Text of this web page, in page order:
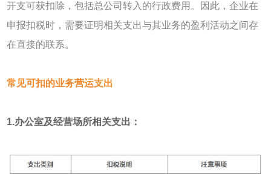
开支可获扣除，包括总公司转入的行政费用。因此，企业在
申报扣税时，需要证明相关支出与其业务的盈利活动之间存
在直接的联系。
常见可扣的业务营运支出
1.办公室及经营场所相关支出：